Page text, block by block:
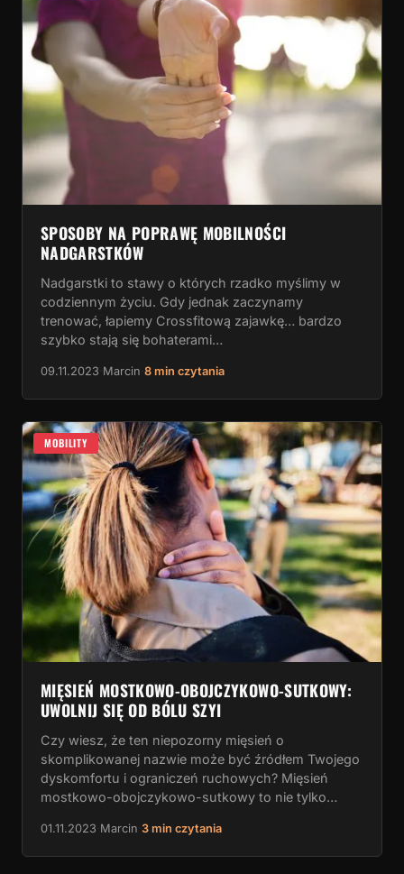
SPOSOBY NA POPRAWĘ MOBILNOŚCI
NADGARSTKÓW
Nadgarstki to stawy o których rzadko myślimy w
codziennym życiu. Gdy jednak zaczynamy
trenować, łapiemy Crossfitową zajawkę… bardzo
szybko stają się bohaterami…
09.11.2023 Marcin 8 min czytania
MOBILITY
MIĘSIEŃ MOSTKOWO-OBOJCZYKOWO-SUTKOWY:
UWOLNIJ SIĘ OD BÓLU SZYI
Czy wiesz, że ten niepozorny mięsień o
skomplikowanej nazwie może być źródłem Twojego
dyskomfortu i ograniczeń ruchowych? Mięsień
mostkowo-obojczykowo-sutkowy to nie tylko…
01.11.2023 Marcin 3 min czytania